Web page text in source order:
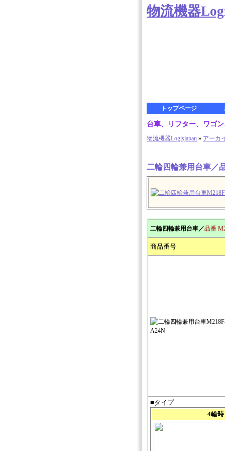
物流機器
トップページ
台車、リフター、ワゴ
物流機器Logisjapan » アーカ
二輪四輪兼用台車／
二輪四輪兼用台車／品番
商品番号
■タイプ
4輪時